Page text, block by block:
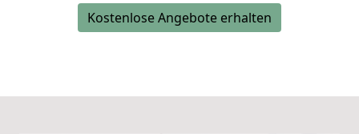
Kostenlose Angebote erhalten